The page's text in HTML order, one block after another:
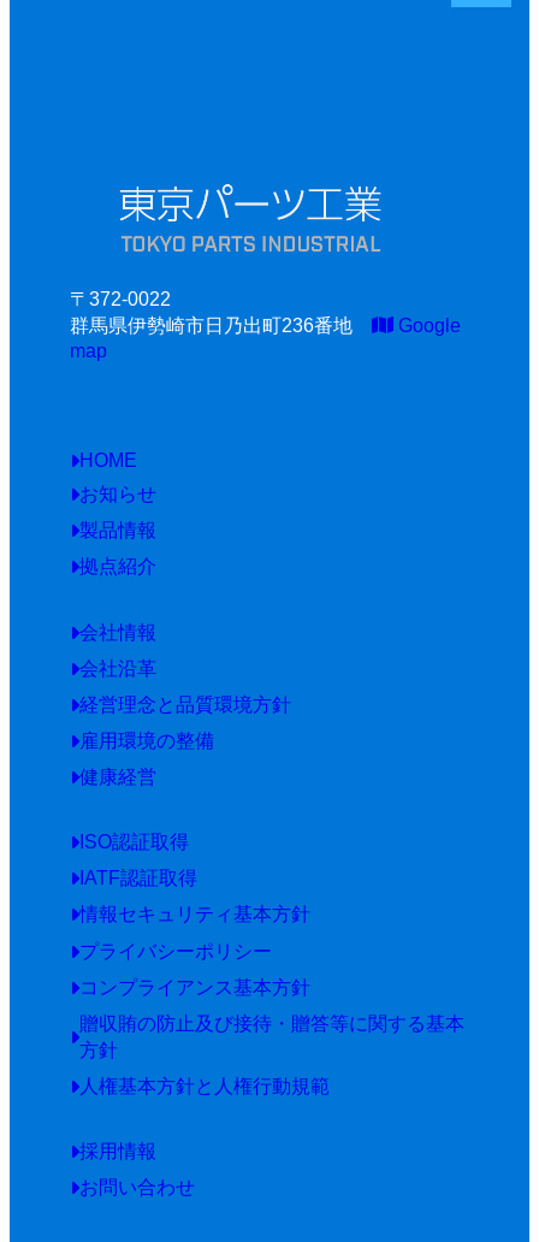
〒372-0022
群馬県伊勢崎市日乃出町236番地
Google
map
HOME
お知らせ
製品情報
拠点紹介
会社情報
会社沿革
経営理念と品質環境方針
雇用環境の整備
健康経営
ISO認証取得
IATF認証取得
情報セキュリティ基本方針
プライバシーポリシー
コンプライアンス基本方針
贈収賄の防止及び接待・贈答等に関する基本
方針
人権基本方針と人権行動規範
採用情報
お問い合わせ